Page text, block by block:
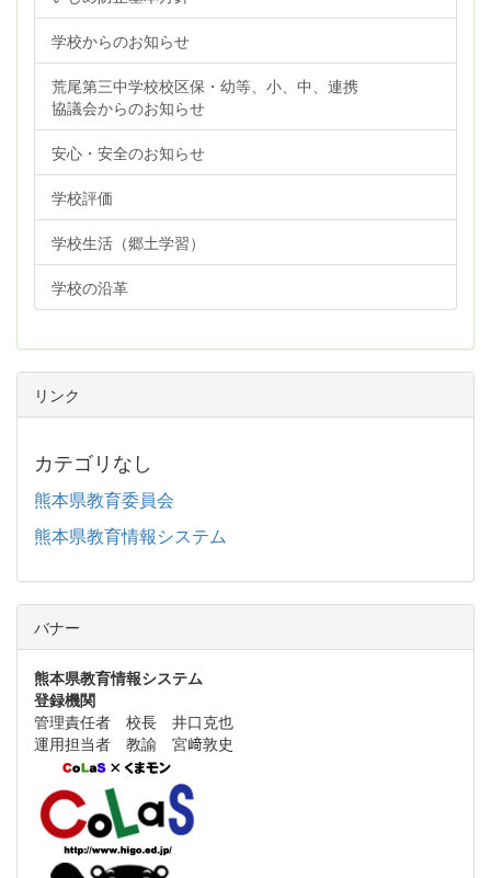
学校からのお知らせ
荒尾第三中学校校区保・幼等、小、中、連携
協議会からのお知らせ
安心・安全のお知らせ
学校評価
学校生活（郷土学習）
学校の沿革
リンク
カテゴリなし
熊本県教育委員会
熊本県教育情報システム
バナー
熊本県教育情報システム
登録機関
管理責任者 校長 井口克也
運用担当者 教諭 宮﨑敦史